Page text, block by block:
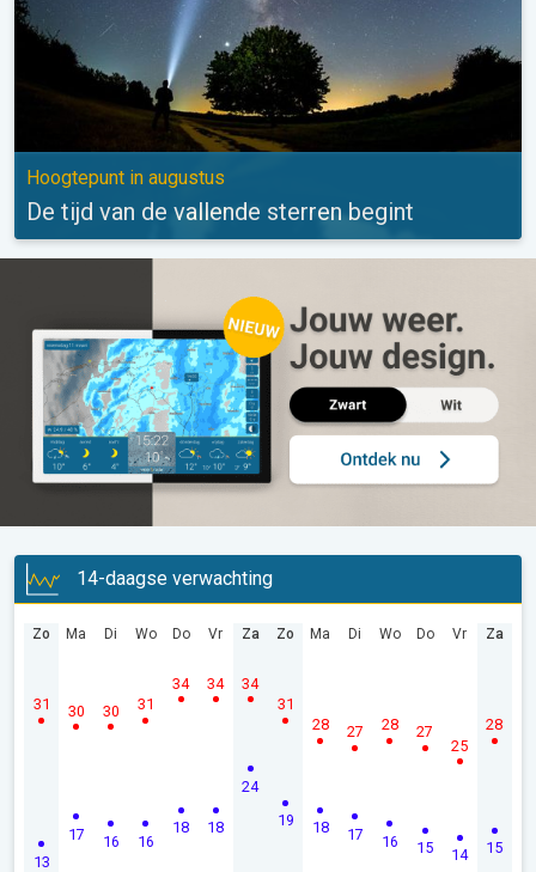
Hoogtepunt in augustus
De tijd van de vallende sterren begint
14-daagse verwachting
Zo
13
31
Ma
17
30
Di
16
30
Wo
16
31
Do
18
34
Vr
18
34
Za
24
34
Zo
19
31
Ma
18
28
Di
17
27
Wo
16
28
Do
15
27
Vr
14
25
Za
15
28